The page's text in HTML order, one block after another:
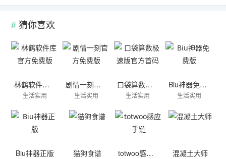
猜你喜欢
林鹤软件库官方免费版
生活实用
剧情一刻官方免费版
生活实用
口袋算数极速版官方首码
生活实用
Biu神器免费版
生活实用
Biu神器正版 猫狗食谱 totwoo感应手链 混凝土大师